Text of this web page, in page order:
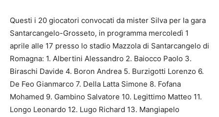
Questi i 20 giocatori convocati da mister Silva per la gara
Santarcangelo-Grosseto, in programma mercoledì 1
aprile alle 17 presso lo stadio Mazzola di Santarcangelo di
Romagna: 1. Albertini Alessandro 2. Baiocco Paolo 3.
Biraschi Davide 4. Boron Andrea 5. Burzigotti Lorenzo 6.
De Feo Gianmarco 7. Della Latta Simone 8. Fofana
Mohamed 9. Gambino Salvatore 10. Legittimo Matteo 11.
Longo Leonardo 12. Lugo Richard 13. Mangiapelo